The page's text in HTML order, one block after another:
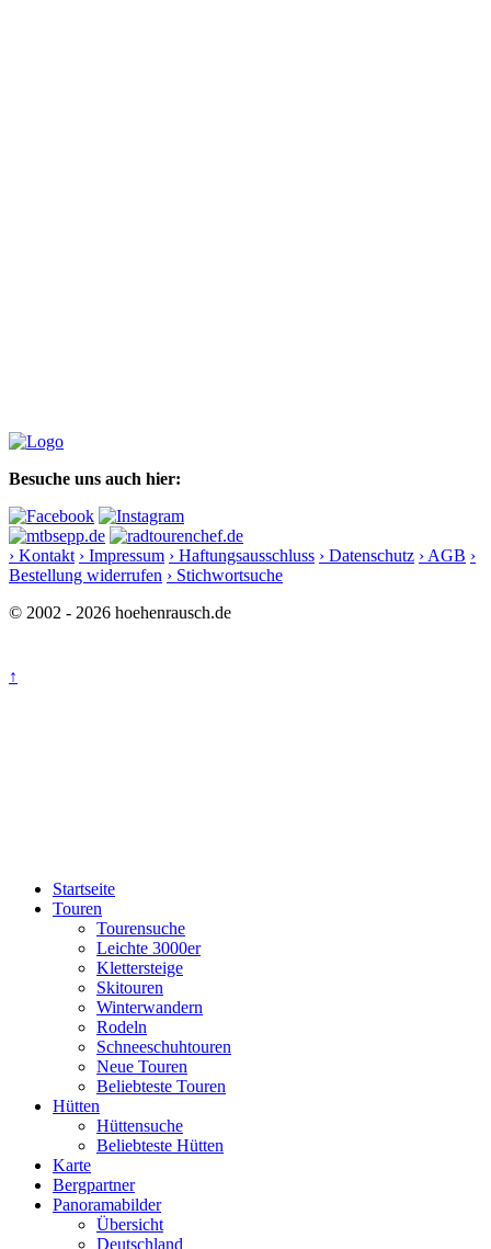
Besuche uns auch hier:
› Kontakt › Impressum › Haftungsausschluss › Datenschutz › AGB ›
Bestellung widerrufen › Stichwortsuche
© 2002 - 2026 hoehenrausch.de
↑
Startseite
Touren
Tourensuche
Leichte 3000er
Klettersteige
Skitouren
Winterwandern
Rodeln
Schneeschuhtouren
Neue Touren
Beliebteste Touren
Hütten
Hüttensuche
Beliebteste Hütten
Karte
Bergpartner
Panoramabilder
Übersicht
Deutschland